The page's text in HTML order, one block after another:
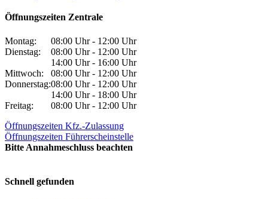
Öffnungszeiten Zentrale
Montag:
08:00 Uhr - 12:00 Uhr
Dienstag:
08:00 Uhr - 12:00 Uhr
14:00 Uhr - 16:00 Uhr
Mittwoch:
08:00 Uhr - 12:00 Uhr
Donnerstag:08:00 Uhr - 12:00 Uhr
14:00 Uhr - 18:00 Uhr
Freitag:
08:00 Uhr - 12:00 Uhr
Öffnungszeiten Kfz.-Zulassung
Öffnungszeiten Führerscheinstelle
Bitte Annahmeschluss beachten
Schnell gefunden